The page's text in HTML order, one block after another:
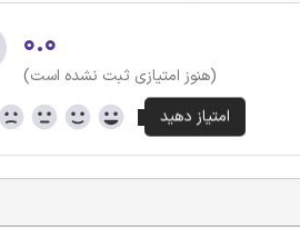
۰.۰
(هنوز امتیازی ثبت نشده است)